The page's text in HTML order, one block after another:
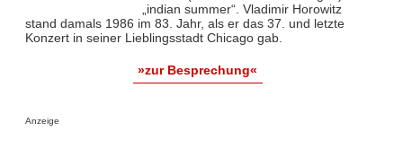
„indian summer“. Vladimir Horowitz
stand damals 1986 im 83. Jahr, als er das 37. und letzte
Konzert in seiner Lieblingsstadt Chicago gab.
»zur Besprechung«
Anzeige